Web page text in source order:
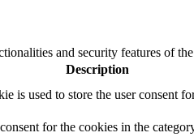
and security features of
Description
is used to store the user consent
for the cookies in the